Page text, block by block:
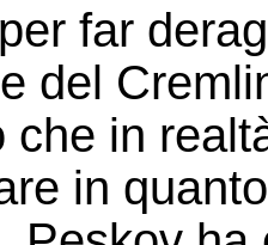
far
del
che in
in